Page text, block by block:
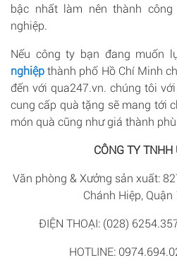
bậc nhất làm nên thành
nghiệp.
Nếu công ty bạn đang muốn
nghiệpthành phố Hồ Chí Minh
đến với qua247.vn. chúng tôi
cung cấp quà tặng sẽ mang tới
món quà cũng như giá thành
CÔNG TY TNHH
Văn phòng & Xưởng sản xuất:
Chánh Hiệp, Quận
ĐIỆN THOẠI: (028)
HOTLINE: